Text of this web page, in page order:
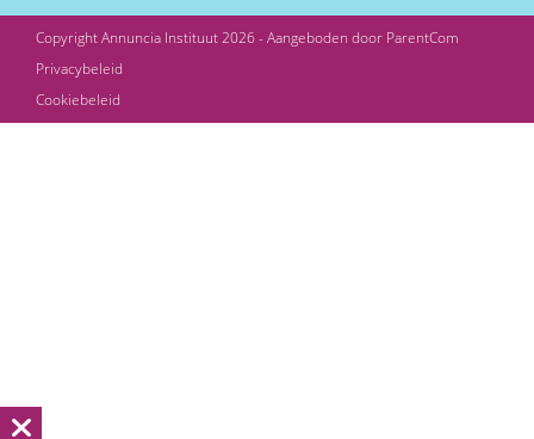
Copyright Annuncia Instituut 2026 - Aangeboden door ParentCom
Privacybeleid
Cookiebeleid